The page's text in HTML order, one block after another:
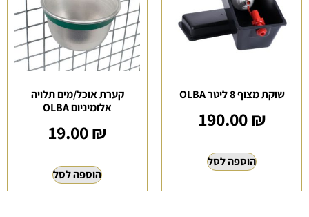
שוקת מצוף 8 ליטר OLBA
190.00₪
הוספה לסל
קערת אוכל/מים תלויה
אלומיניום OLBA
19.00₪
הוספה לסל